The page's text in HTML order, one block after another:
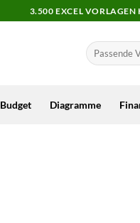
3.500 EXCEL
Budget Diagramme